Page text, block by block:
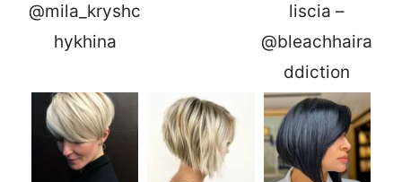
@mila_kryshc
hykhina
liscia –
@bleachhaira
ddiction